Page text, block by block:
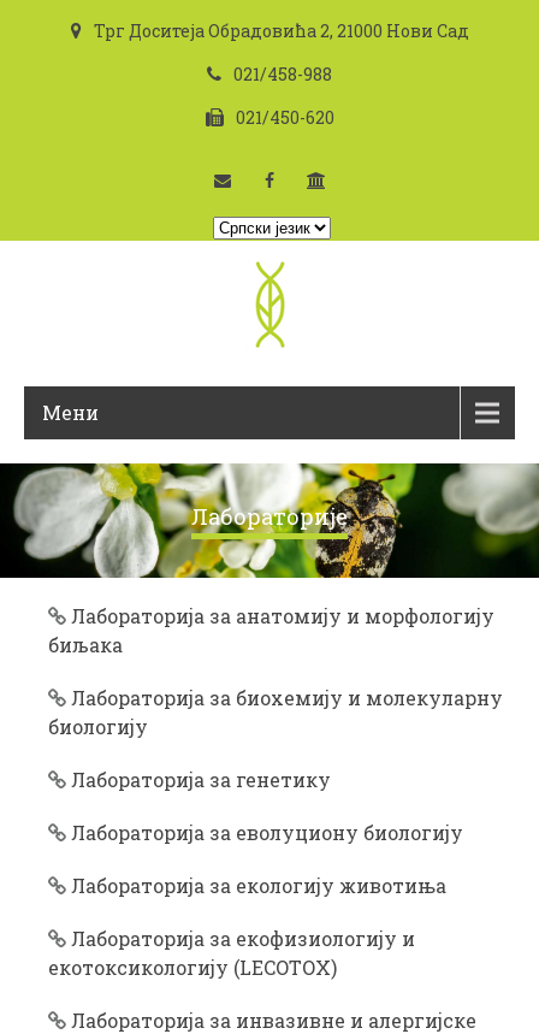
Трг Доситеја Обрадовића 2, 21000 Нови Сад
021/458-988
021/450-620
I
j
e
z
i
Мени
Лабораторије
Лабораторија за анатомију и морфологију
биљака
Лабораторија за биохемију и молекуларну
биологију
Лабораторија за генетику
Лабораторија за еволуциону биологију
Лабораторија за екологију животиња
Лабораторија за екофизиологију и
екотоксикологију (LECOTOX)
Лабораторија за инвазивне и алергијске